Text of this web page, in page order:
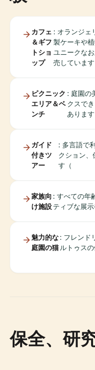
カフェ
＆ギフ
トショ
ップ
: オランジェ
製ケーキや
ユニークな
売していま
ピクニック
エリア＆ベ
ンチ
: 庭園の
クスで
ありま
ガイド
付きツ
アー
: 多言語で
クション、
す（
家族向
け施設
: すべての年
ティブな展
魅力的な
庭園の猫
: フレンド
ルトゥス
保全、研